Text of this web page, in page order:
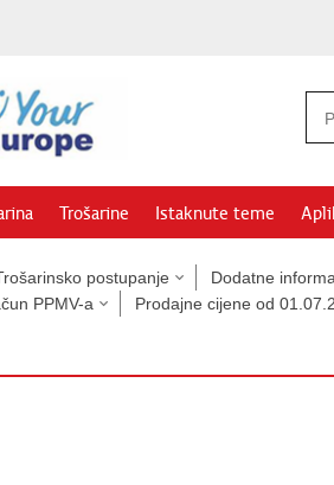
Trošarine Istaknute teme
postupanje
Dodatne
PPMV-a
Prodajne cijene od